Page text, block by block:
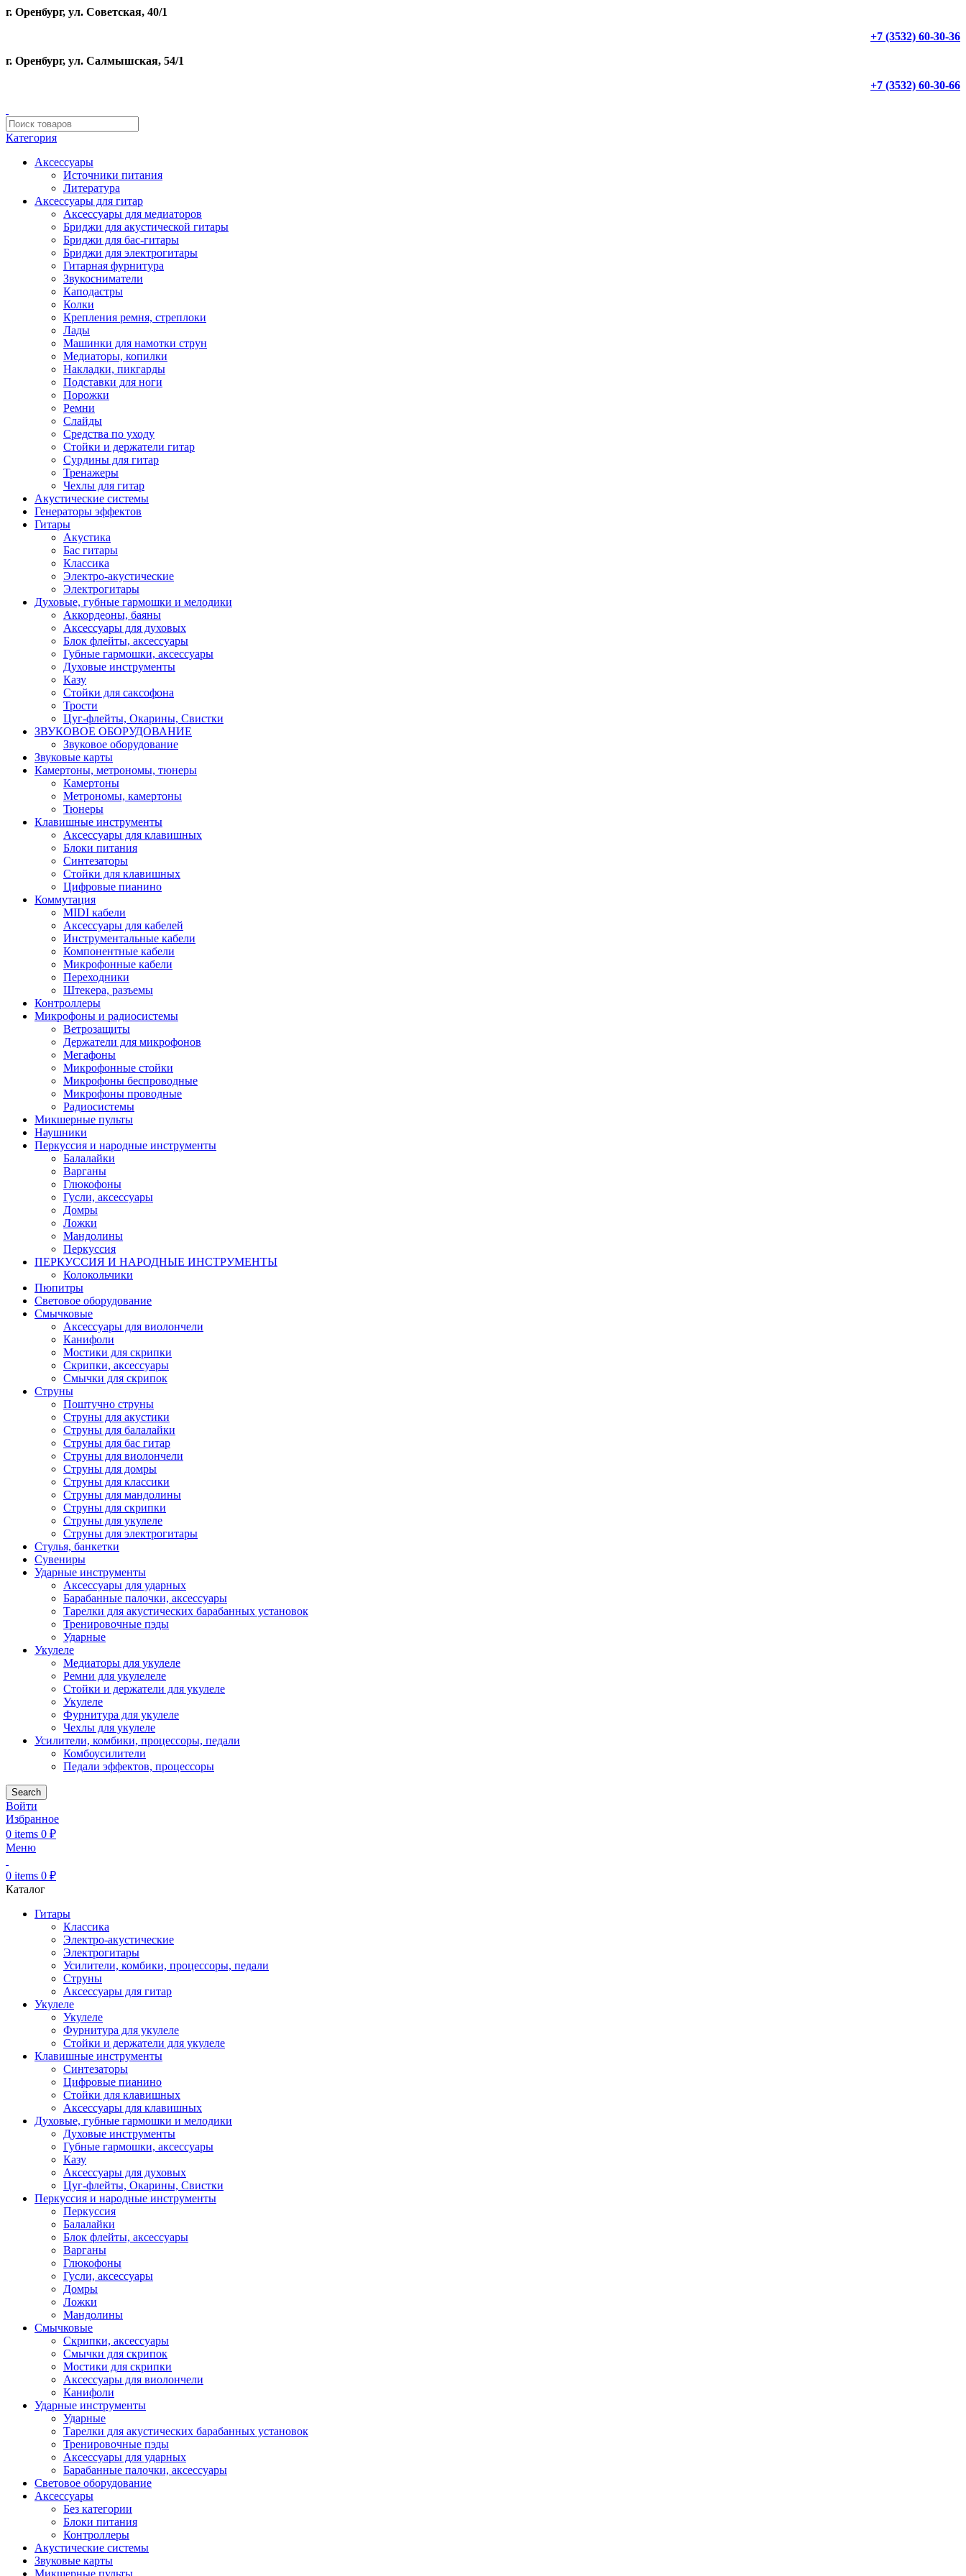
г. Оренбург, ул. Советская, 40/1
+7 (3532) 60-30-36
г. Оренбург, ул. Салмышская, 54/1
+7 (3532) 60-30-66
Категория
Аксессуары
Источники питания
Литература
Аксессуары для гитар
Аксессуары для медиаторов
Бриджи для акустической гитары
Бриджи для бас-гитары
Бриджи для электрогитары
Гитарная фурнитура
Звукосниматели
Каподастры
Колки
Крепления ремня, стреплоки
Лады
Машинки для намотки струн
Медиаторы, копилки
Накладки, пикгарды
Подставки для ноги
Порожки
Ремни
Слайды
Средства по уходу
Стойки и держатели гитар
Сурдины для гитар
Тренажеры
Чехлы для гитар
Акустические системы
Генераторы эффектов
Гитары
Акустика
Бас гитары
Классика
Электро-акустические
Электрогитары
Духовые, губные гармошки и мелодики
Аккордеоны, баяны
Аксессуары для духовых
Блок флейты, аксессуары
Губные гармошки, аксессуары
Духовые инструменты
Казу
Стойки для саксофона
Трости
Цуг-флейты, Окарины, Свистки
ЗВУКОВОЕ ОБОРУДОВАНИЕ
Звуковое оборудование
Звуковые карты
Камертоны, метрономы, тюнеры
Камертоны
Метрономы, камертоны
Тюнеры
Клавишные инструменты
Аксессуары для клавишных
Блоки питания
Синтезаторы
Стойки для клавишных
Цифровые пианино
Коммутация
MIDI кабели
Аксессуары для кабелей
Инструментальные кабели
Компонентные кабели
Микрофонные кабели
Переходники
Штекера, разъемы
Контроллеры
Микрофоны и радиосистемы
Ветрозащиты
Держатели для микрофонов
Мегафоны
Микрофонные стойки
Микрофоны беспроводные
Микрофоны проводные
Радиосистемы
Микшерные пульты
Наушники
Перкуссия и народные инструменты
Балалайки
Варганы
Глюкофоны
Гусли, аксессуары
Домры
Ложки
Мандолины
Перкуссия
ПЕРКУССИЯ И НАРОДНЫЕ ИНСТРУМЕНТЫ
Колокольчики
Пюпитры
Световое оборудование
Смычковые
Аксессуары для виолончели
Канифоли
Мостики для скрипки
Скрипки, аксессуары
Смычки для скрипок
Струны
Поштучно струны
Струны для акустики
Струны для балалайки
Струны для бас гитар
Струны для виолончели
Струны для домры
Струны для классики
Струны для мандолины
Струны для скрипки
Струны для укулеле
Струны для электрогитары
Стулья, банкетки
Сувениры
Ударные инструменты
Аксессуары для ударных
Барабанные палочки, аксессуары
Тарелки для акустических барабанных установок
Тренировочные пэды
Ударные
Укулеле
Медиаторы для укулеле
Ремни для укулелеле
Стойки и держатели для укулеле
Укулеле
Фурнитура для укулеле
Чехлы для укулеле
Усилители, комбики, процессоры, педали
Комбоусилители
Педали эффектов, процессоры
Search
Войти
Избранное
0 items 0 ₽
Меню
0 items 0 ₽
Каталог
Гитары
Классика
Электро-акустические
Электрогитары
Усилители, комбики, процессоры, педали
Струны
Аксессуары для гитар
Укулеле
Укулеле
Фурнитура для укулеле
Стойки и держатели для укулеле
Клавишные инструменты
Синтезаторы
Цифровые пианино
Стойки для клавишных
Аксессуары для клавишных
Духовые, губные гармошки и мелодики
Духовые инструменты
Губные гармошки, аксессуары
Казу
Аксессуары для духовых
Цуг-флейты, Окарины, Свистки
Перкуссия и народные инструменты
Перкуссия
Балалайки
Блок флейты, аксессуары
Варганы
Глюкофоны
Гусли, аксессуары
Домры
Ложки
Мандолины
Смычковые
Скрипки, аксессуары
Смычки для скрипок
Мостики для скрипки
Аксессуары для виолончели
Канифоли
Ударные инструменты
Ударные
Тарелки для акустических барабанных установок
Тренировочные пэды
Аксессуары для ударных
Барабанные палочки, аксессуары
Световое оборудование
Аксессуары
Без категории
Блоки питания
Контроллеры
Акустические системы
Звуковые карты
Микшерные пульты